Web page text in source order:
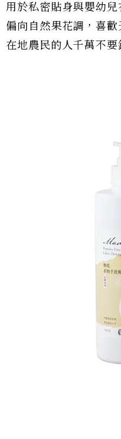
用於私密貼身與嬰幼兒
偏向自然果花調，喜
在地農民的人千萬不要